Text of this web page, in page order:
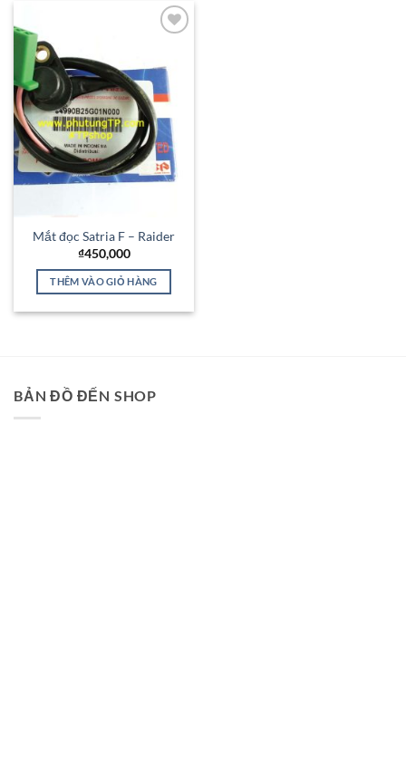
Mắt đọc Satria F – Raider
₫450,000
THÊM VÀO GIỎ HÀNG
BẢN ĐỒ ĐẾN SHOP